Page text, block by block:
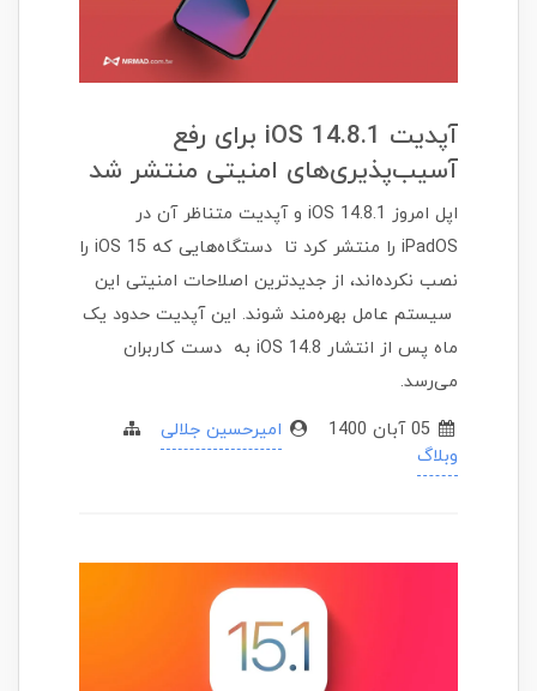
آپدیت iOS 14.8.1 برای رفع
آسیب‌پذیری‌های امنیتی منتشر شد
اپل امروز iOS 14.8.1 و آپدیت متناظر آن در
iPadOS را منتشر کرد تا دستگاه‌هایی که iOS 15 را
نصب نکرده‌اند، از جدیدترین اصلاحات امنیتی این
سیستم عامل بهره‌مند شوند. این آپدیت حدود یک
ماه پس از انتشار iOS 14.8 به دست کاربران
می‌رسد.
05 آبان 1400
امیرحسین جلالی
وبلاگ